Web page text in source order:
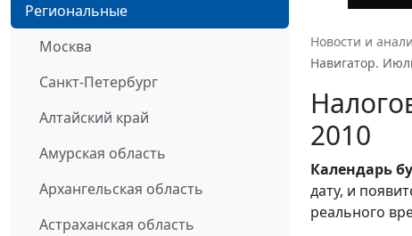
Региональные
Москва
Санкт-Петербург
Алтайский край
Амурская область
Архангельская область
Астраханская область
Новости и
Навигатор.
2010
Календарь
дату, и
реального